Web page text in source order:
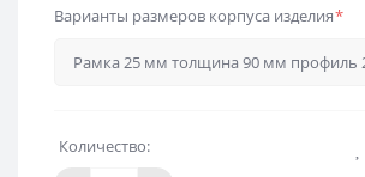
Варианты размеров корпуса изделия*
Количество: